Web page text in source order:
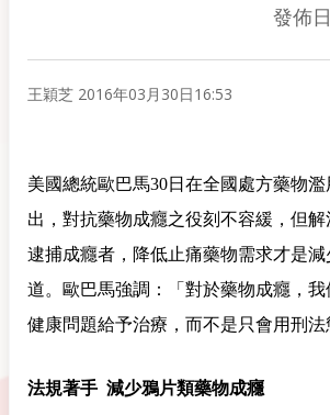
發佈
王穎芝 2016年03月30日16:53
美國總統歐巴馬30日在全國處方藥物
出，對抗藥物成癮之役刻不容緩，但
逮捕成癮者，降低止痛藥物需求才是減
道。歐巴馬強調：「對於藥物成癮，
健康問題給予治療，而不是只會用刑法
法規著手 減少鴉片類藥物成癮